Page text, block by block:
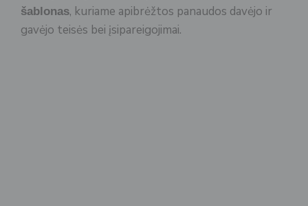
šablonas, kuriame apibrėžtos panaudos davėjo ir
gavėjo teisės bei įsipareigojimai.